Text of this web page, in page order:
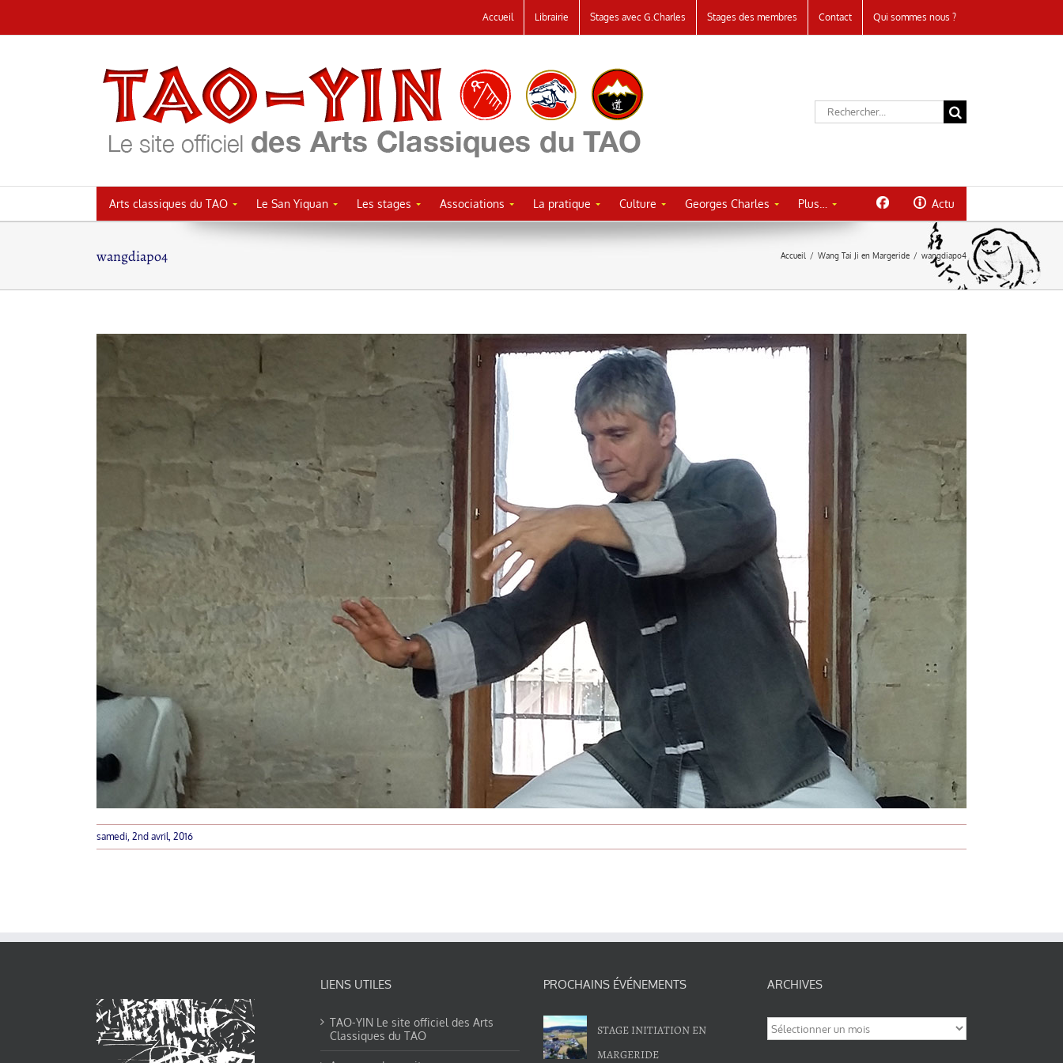
au
Accueil Librairie Stages avec G.Charles Stages des membres Contact Qui sommes nous ?
Rechercher:
Arts classiques du TAO Le San Yiquan Les stages Associations La pratique Culture Georges Charles Plus… Actu
wangdiapo4 Accueil / Wang Tai Ji en Margeride / wangdiapo4
samedi, 2nd avril, 2016
LIENS UTILES
TAO-YIN Le site officiel des Arts
Classiques du TAO
PROCHAINS ÉVÉNEMENTS
STAGE INITIATION EN
MARGERIDE
ARCHIVES
Archives